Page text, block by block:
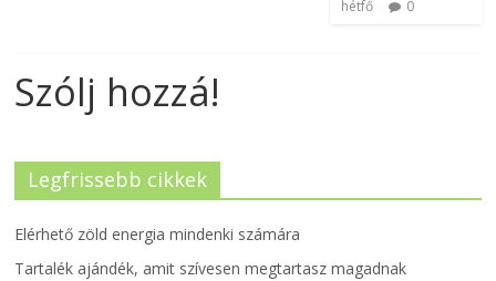
hétfő
0
Szólj hozzá!
Legfrissebb cikkek
Elérhető zöld energia mindenki számára
Tartalék ajándék, amit szívesen megtartasz magadnak